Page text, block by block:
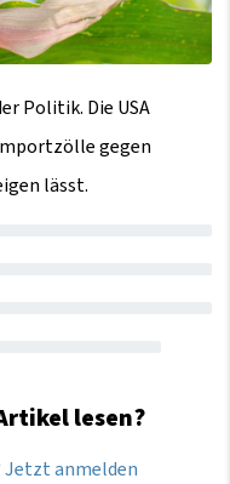
Politik. Die USA
gegen
lässt.
lesen?
Jetzt anmelden